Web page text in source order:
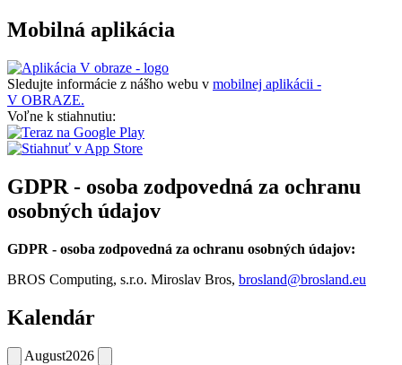
Mobilná aplikácia
Sledujte informácie z nášho webu v mobilnej aplikácii -
V OBRAZE.
Voľne k stiahnutiu:
GDPR - osoba zodpovedná za ochranu
osobných údajov
GDPR - osoba zodpovedná za ochranu osobných údajov:
BROS Computing, s.r.o. Miroslav Bros, brosland@brosland.eu
Kalendár
August2026